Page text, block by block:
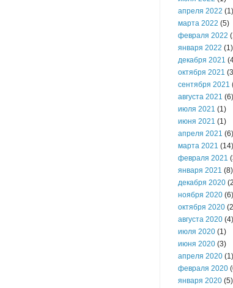
апреля 2022 (1)
марта 2022 (5)
февраля 2022
января 2022 (1)
декабря 2021
октября 2021
сентября 2021
августа 2021 (6)
июля 2021 (1)
июня 2021 (1)
апреля 2021 (6)
марта 2021 (14)
февраля 2021
января 2021 (8)
декабря 2020
ноября 2020 (6)
октября 2020
августа 2020 (4)
июля 2020 (1)
июня 2020 (3)
апреля 2020 (1)
февраля 2020
января 2020 (5)